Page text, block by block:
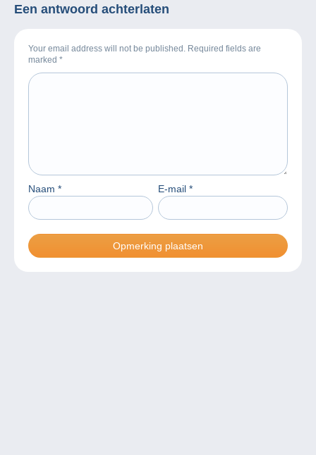
Een antwoord achterlaten
Your email address will not be published. Required fields are
marked *
Naam * E-mail *